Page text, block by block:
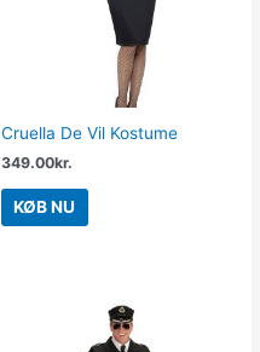
Cruella De Vil Kostume
349.00kr.
KØB NU